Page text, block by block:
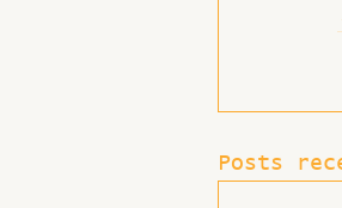
Posts